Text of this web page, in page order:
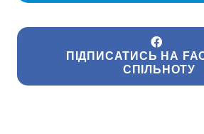
ПІДПИСАТИСЬ НА
СПІЛЬНОТУ